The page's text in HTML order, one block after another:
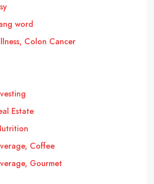
word
Colon Cancer
Estate
Coffee
Gourmet